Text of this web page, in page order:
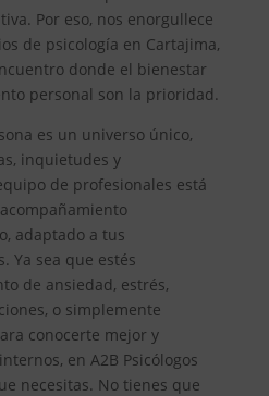
Por eso, nos enorgullece
de psicología en Cartajima,
donde el bienestar
personal son la prioridad.
es un universo único,
inquietudes y
de profesionales está
adaptado a tus
Ya sea que estés
de ansiedad, estrés,
o simplemente
conocerte mejor y
en A2B Psicólogos
necesitas. No tienes que